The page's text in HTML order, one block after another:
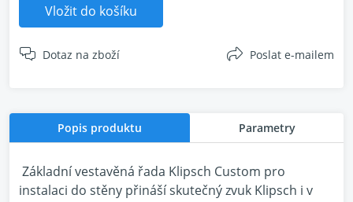
Vložit do košíku
Dotaz na zboží Poslat e-mailem
Popis produktu Parametry
Základní vestavěná řada Klipsch Custom pro
instalaci do stěny přináší skutečný zvuk Klipsch i v